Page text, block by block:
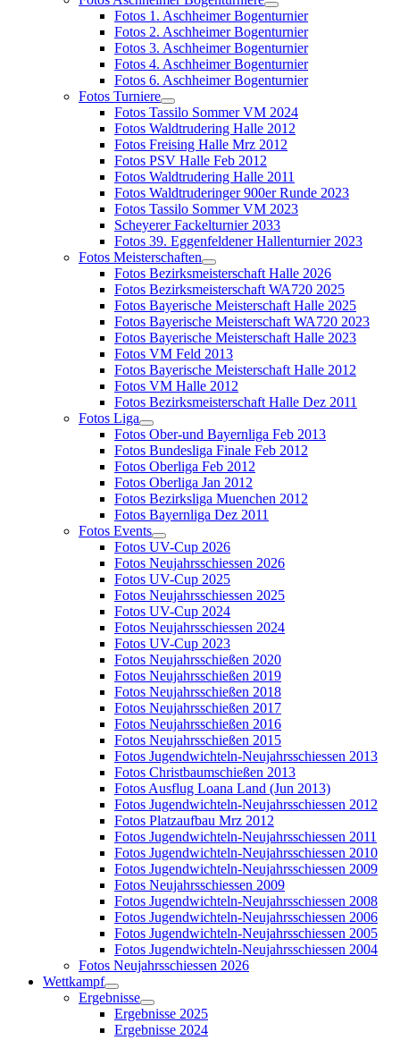
Fotos 1. Aschheimer Bogenturnier
Fotos 2. Aschheimer Bogenturnier
Fotos 3. Aschheimer Bogenturnier
Fotos 4. Aschheimer Bogenturnier
Fotos 6. Aschheimer Bogenturnier
Fotos Turniere
Fotos Tassilo Sommer VM 2024
Fotos Waldtrudering Halle 2012
Fotos Freising Halle Mrz 2012
Fotos PSV Halle Feb 2012
Fotos Waldtrudering Halle 2011
Fotos Waldtruderinger 900er Runde 2023
Fotos Tassilo Sommer VM 2023
Scheyerer Fackelturnier 2033
Fotos 39. Eggenfeldener Hallenturnier 2023
Fotos Meisterschaften
Fotos Bezirksmeisterschaft Halle 2026
Fotos Bezirksmeisterschaft WA720 2025
Fotos Bayerische Meisterschaft Halle 2025
Fotos Bayerische Meisterschaft WA720 2023
Fotos Bayerische Meisterschaft Halle 2023
Fotos VM Feld 2013
Fotos Bayerische Meisterschaft Halle 2012
Fotos VM Halle 2012
Fotos Bezirksmeisterschaft Halle Dez 2011
Fotos Liga
Fotos Ober-und Bayernliga Feb 2013
Fotos Bundesliga Finale Feb 2012
Fotos Oberliga Feb 2012
Fotos Oberliga Jan 2012
Fotos Bezirksliga Muenchen 2012
Fotos Bayernliga Dez 2011
Fotos Events
Fotos UV-Cup 2026
Fotos Neujahrsschiessen 2026
Fotos UV-Cup 2025
Fotos Neujahrsschiessen 2025
Fotos UV-Cup 2024
Fotos Neujahrsschiessen 2024
Fotos UV-Cup 2023
Fotos Neujahrsschießen 2020
Fotos Neujahrsschießen 2019
Fotos Neujahrsschießen 2018
Fotos Neujahrsschießen 2017
Fotos Neujahrsschießen 2016
Fotos Neujahrsschießen 2015
Fotos Jugendwichteln-Neujahrsschiessen 2013
Fotos Christbaumschießen 2013
Fotos Ausflug Loana Land (Jun 2013)
Fotos Jugendwichteln-Neujahrsschiessen 2012
Fotos Platzaufbau Mrz 2012
Fotos Jugendwichteln-Neujahrsschiessen 2011
Fotos Jugendwichteln-Neujahrsschiessen 2010
Fotos Jugendwichteln-Neujahrsschiessen 2009
Fotos Neujahrsschiessen 2009
Fotos Jugendwichteln-Neujahrsschiessen 2008
Fotos Jugendwichteln-Neujahrsschiessen 2006
Fotos Jugendwichteln-Neujahrsschiessen 2005
Fotos Jugendwichteln-Neujahrsschiessen 2004
Fotos Neujahrsschiessen 2026
Wettkampf
Ergebnisse
Ergebnisse 2025
Ergebnisse 2024